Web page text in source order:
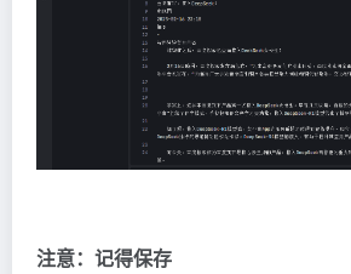
注意：记得保存